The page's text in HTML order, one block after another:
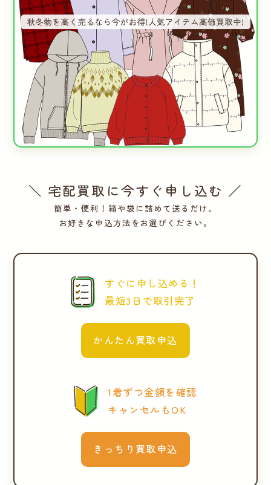
＼ 宅配買取に今すぐ申し込む ／
簡単・便利！箱や袋に詰めて送るだけ。
お好きな申込方法をお選びください。
すぐに申し込める！
最短3日で取引完了
かんたん買取申込
1着ずつ金額を確認
キャンセルもOK
きっちり買取申込